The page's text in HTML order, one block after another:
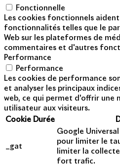
Fonctionnelle
Les cookies fonctionnels
fonctionnalités telles que le
Web sur les plateformes de
commentaires et d'autres
Performance
Performance
Les cookies de performance
et analyser les principaux
web, ce qui permet d'offrir une
utilisateur aux visiteurs.
Cookie Durée
_gat
Google
pour limiter le
limiter la
fort trafic.